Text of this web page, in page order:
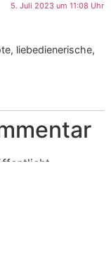
5. Juli 2023 um 11:08 Uhr
liebedienerische,